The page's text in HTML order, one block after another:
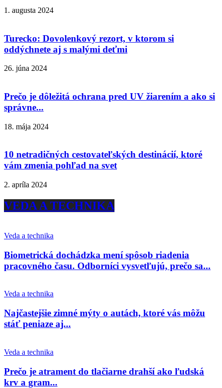
1. augusta 2024
Turecko: Dovolenkový rezort, v ktorom si
oddýchnete aj s malými deťmi
26. júna 2024
Prečo je dôležitá ochrana pred UV žiarením a ako si
správne...
18. mája 2024
10 netradičných cestovateľských destinácií, ktoré
vám zmenia pohľad na svet
2. apríla 2024
VEDA A TECHNIKA
Veda a technika
Biometrická dochádzka mení spôsob riadenia
pracovného času. Odborníci vysvetľujú, prečo sa...
Veda a technika
Najčastejšie zimné mýty o autách, ktoré vás môžu
stáť peniaze aj...
Veda a technika
Prečo je atrament do tlačiarne drahší ako ľudská
krv a gram...